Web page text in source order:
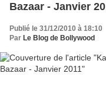
Bazaar - Janvier
Publié le 31/12/2010 à 18:10
Par Le Blog de Bollywood